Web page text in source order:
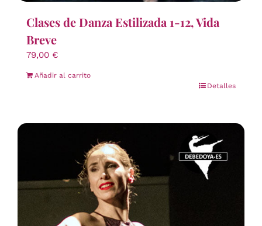
Clases de Danza Estilizada 1-12, Vida
Breve
79,00 €
Añadir al carrito
Detalles